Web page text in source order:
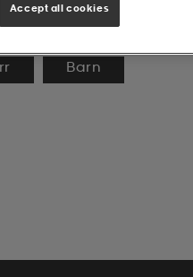
Barn
Accept all cookies